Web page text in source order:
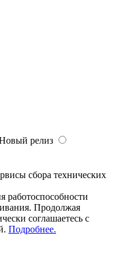
релиз
сбора технических
работоспособности
Продолжая
соглашаетесь с
Подробнее.